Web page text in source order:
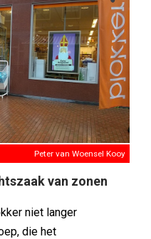
Peter van Woensel Kooy
van zonen
niet langer
die het